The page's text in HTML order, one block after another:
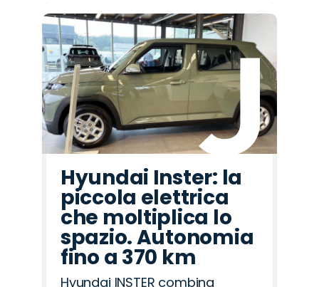
Hyundai Inster: la
piccola elettrica
che moltiplica lo
spazio. Autonomia
fino a 370 km
Hyundai INSTER combina